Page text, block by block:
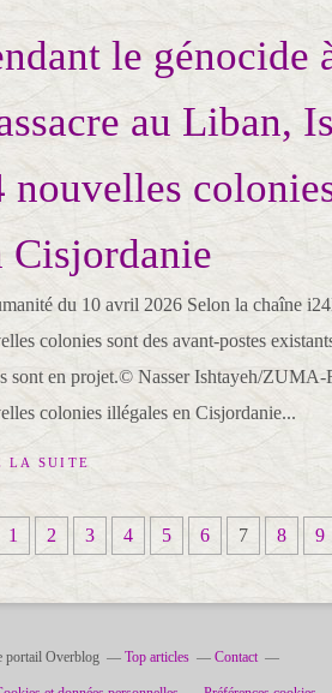
le génocide
au Liban,
nouvelles
Cisjordanie
du 10 avril 2026 Selon la chaîne
colonies sont des avant-postes
sont en projet.© Nasser Ishtayeh/ZUMA-
colonies illégales en Cisjordanie...
LA SUITE
1 2 3 4 5 6 7 8 9
portail Overblog Top articles Contact